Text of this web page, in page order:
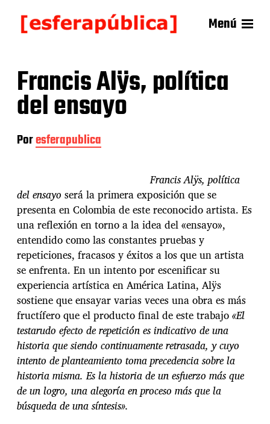
Menú
Francis Alÿs, política
del ensayo
Poresferapublica
Francis Alÿs, política
del ensayo será la primera exposición que se
presenta en Colombia de este reconocido artista. Es
una reflexión en torno a la idea del «ensayo»,
entendido como las constantes pruebas y
repeticiones, fracasos y éxitos a los que un artista
se enfrenta. En un intento por escenificar su
experiencia artística en América Latina, Alÿs
sostiene que ensayar varias veces una obra es más
fructífero que el producto final de este trabajo«El
testarudo efecto de repetición es indicativo de una
historia que siendo continuamente retrasada, y cuyo
intento de planteamiento toma precedencia sobre la
historia misma. Es la historia de un esfuerzo más que
de un logro, una alegoría en proceso más que la
búsqueda de una síntesis».